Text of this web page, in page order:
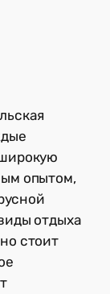
опытом,
отдыха
стоит